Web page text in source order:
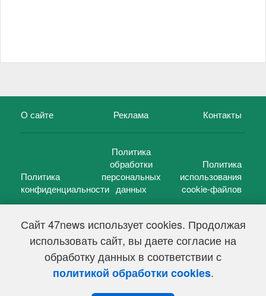
Сайт 47news использует cookies. Продолжая
использовать сайт, вы даете согласие на
обработку данных в соответствии с
политикой обработки cookies.
О сайте Реклама Контакты
Политика
конфиденциальности
Политика
обработки
персональных
данных
Политика
использования
cookie-файлов
47 новостей (47 news)2005 — 2026 г.
Свидетельство о регистрации СМИ Эл № ФС 77-39848, выдано
Федеральной службой по надзору в сфере связи,
информационных технологий и массовых коммуникаций